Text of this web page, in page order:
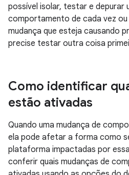
possível isolar, testar e depurar
comportamento de cada vez ou
mudança que esteja causando
precise testar outra coisa
Como identificar
estão ativadas
Quando uma mudança de
ela pode afetar a forma como
plataforma impactadas por
conferir quais mudanças de